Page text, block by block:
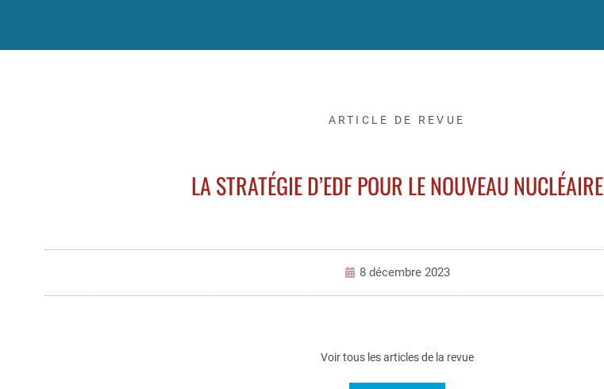
ARTICLE DE REVUE
LA STRATÉGIE D’EDF POUR LE NOUVEAU NUCLÉAIRE
8 décembre 2023
Voir tous les articles de la revue